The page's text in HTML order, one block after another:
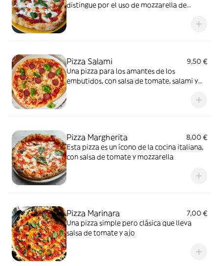
distingue por el uso de mozzarella de
Pizza Salami
9,50 €
Una pizza para los amantes de los
embutidos, con salsa de tomate, salami y
Pizza Margherita
8,00 €
Esta pizza es un ícono de la cocina italiana,
con salsa de tomate y mozzarella
Pizza Marinara
7,00 €
Una pizza simple pero clásica que lleva
salsa de tomate y ajo